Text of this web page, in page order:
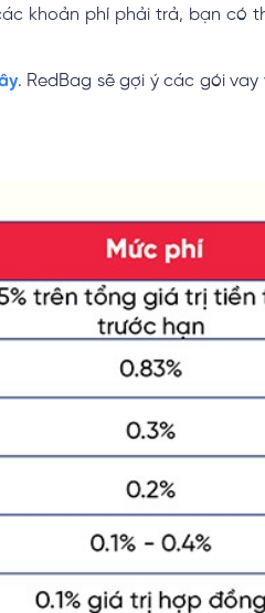
khoản phí phải trả, bạn có
. RedBag sẽ gợi ý các gói vay